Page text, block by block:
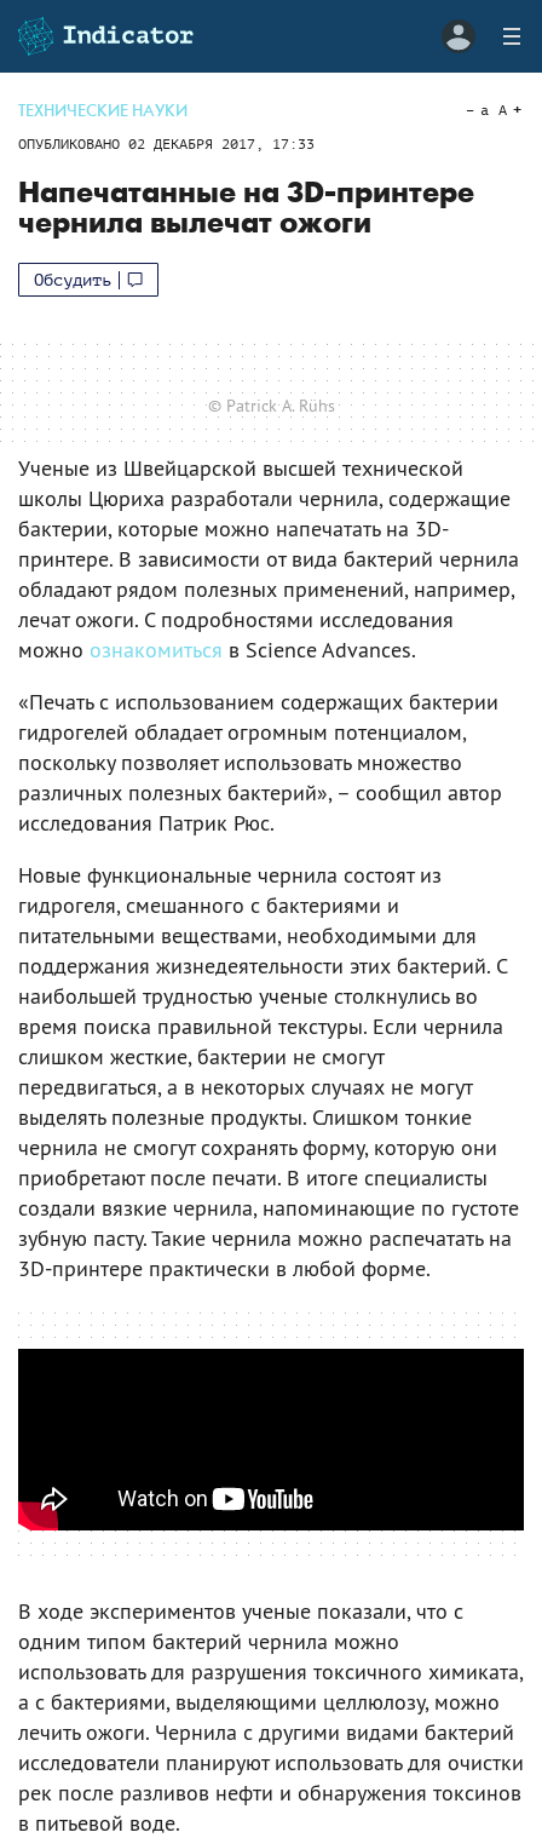
ТЕХНИЧЕСКИЕ НАУКИ
ОПУБЛИКОВАНО 02 ДЕКАБРЯ 2017, 17:33
a A
Напечатанные на 3D-принтере
чернила вылечат ожоги
Обсудить
© Patrick A. Rühs
Ученые из Швейцарской высшей технической
школы Цюриха разработали чернила, содержащие
бактерии, которые можно напечатать на 3D-
принтере. В зависимости от вида бактерий чернила
обладают рядом полезных применений, например,
лечат ожоги. С подробностями исследования
можно ознакомиться в Science Advances.
«Печать с использованием содержащих бактерии
гидрогелей обладает огромным потенциалом,
поскольку позволяет использовать множество
различных полезных бактерий», – сообщил автор
исследования Патрик Рюс.
Новые функциональные чернила состоят из
гидрогеля, смешанного с бактериями и
питательными веществами, необходимыми для
поддержания жизнедеятельности этих бактерий. С
наибольшей трудностью ученые столкнулись во
время поиска правильной текстуры. Если чернила
слишком жесткие, бактерии не смогут
передвигаться, а в некоторых случаях не могут
выделять полезные продукты. Слишком тонкие
чернила не смогут сохранять форму, которую они
приобретают после печати. В итоге специалисты
создали вязкие чернила, напоминающие по густоте
зубную пасту. Такие чернила можно распечатать на
3D-принтере практически в любой форме.
В ходе экспериментов ученые показали, что с
одним типом бактерий чернила можно
использовать для разрушения токсичного химиката,
а с бактериями, выделяющими целлюлозу, можно
лечить ожоги. Чернила с другими видами бактерий
исследователи планируют использовать для очистки
рек после разливов нефти и обнаружения токсинов
в питьевой воде.